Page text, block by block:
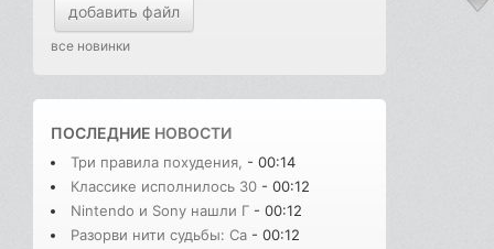
добавить файл
все новинки
ПОСЛЕДНИЕ НОВОСТИ
Три правила похудения, - 00:14
Классике исполнилось 30 - 00:12
Nintendo и Sony нашли Г - 00:12
Разорви нити судьбы: Сa - 00:12